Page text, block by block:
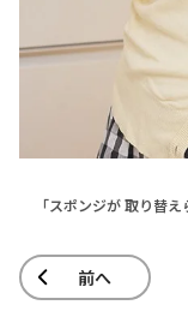
「スポンジが 取り替
前へ